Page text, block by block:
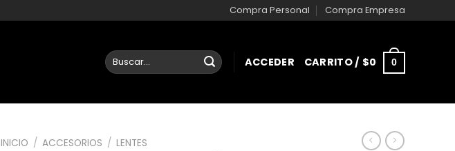
Compra Personal Compra Empresa
ACCEDER CARRITO / $0 0
INICIO / ACCESORIOS / LENTES